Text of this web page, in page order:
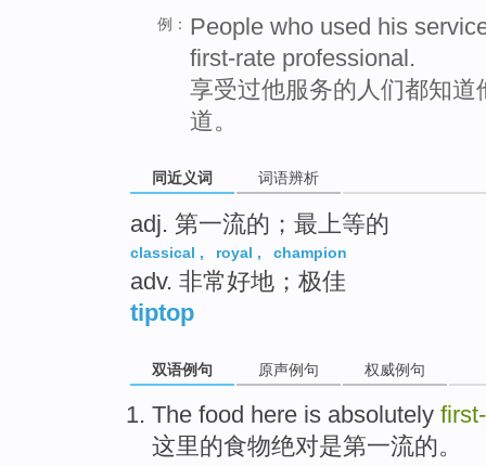
例： People who used his
first-rate professional.
享受过他服务的人们都知
道。
同近义词 词语辨析
adj. 第一流的；最上等的
classical , royal , champion
adv. 非常好地；极佳
tiptop
双语例句 原声例句 权威例句
The food here is absolutely
这里的食物绝对是第一流的。